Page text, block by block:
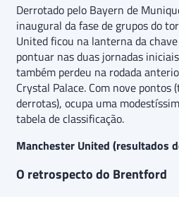
Derrotado pelo Bayern de
inaugural da fase de grupos do
United ficou na lanterna da
pontuar nas duas jornadas
também perdeu na rodada
Crystal Palace. Com nove
derrotas), ocupa uma
tabela de classificação.
Manchester United (resultados
O retrospecto do Brentford